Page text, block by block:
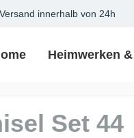
springen
Versand innerhalb von 24h
Heimwerken
Set 44